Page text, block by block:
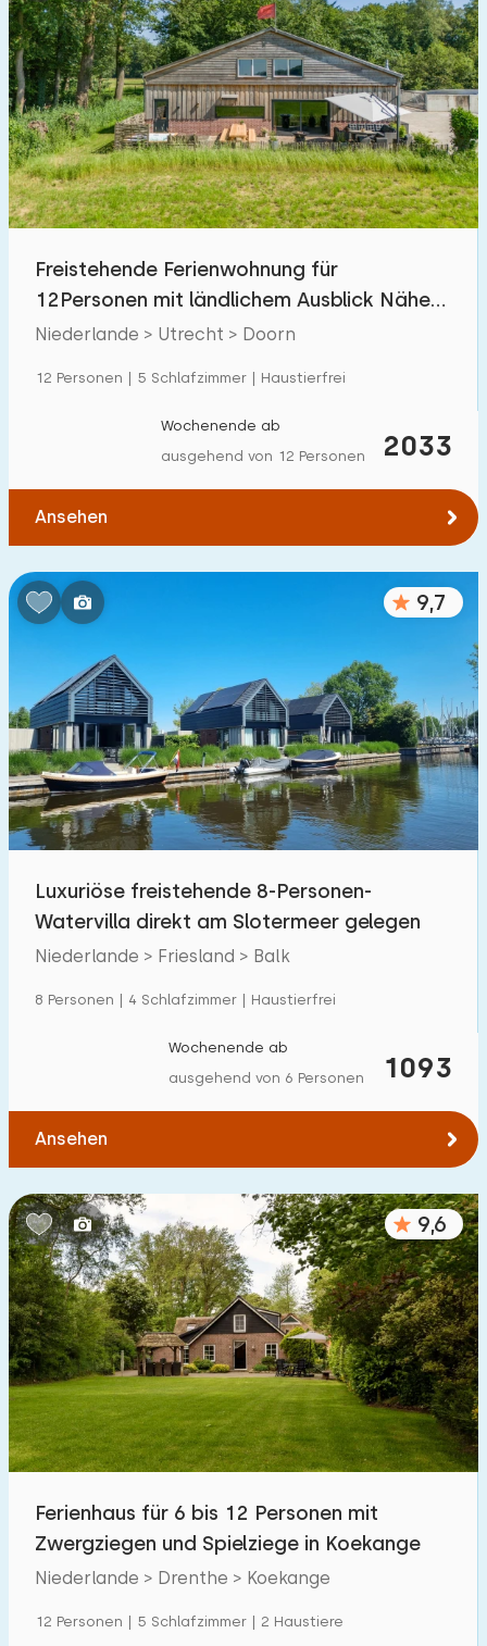
Spielgeräte im Garten 156
Hallenbad 205
Freibad 128
Kinderanimation 162
Kindereinrichtungen im Park 233
Zugänglichkeit
Freistehende Ferienwohnung für
12Personen mit ländlichem Ausblick Nähe
Utrechtse Heuvelrug
Niederlande > Utrecht > Doorn
12 Personen | 5 Schlafzimmer | Haustierfrei
2033
Wochenende ab
ausgehend von 12 Personen
Ansehen
9,7
Luxuriöse freistehende 8-Personen-
Watervilla direkt am Slotermeer gelegen
Niederlande > Friesland > Balk
8 Personen | 4 Schlafzimmer | Haustierfrei
1093
Wochenende ab
ausgehend von 6 Personen
Ansehen
9,6
Ferienhaus für 6 bis 12 Personen mit
Zwergziegen und Spielziege in Koekange
Niederlande > Drenthe > Koekange
12 Personen | 5 Schlafzimmer | 2 Haustiere